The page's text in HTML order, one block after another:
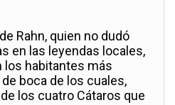
Rahn, quien no dudó
en las leyendas locales,
habitantes más
boca de los cuales,
los cuatro Cátaros que